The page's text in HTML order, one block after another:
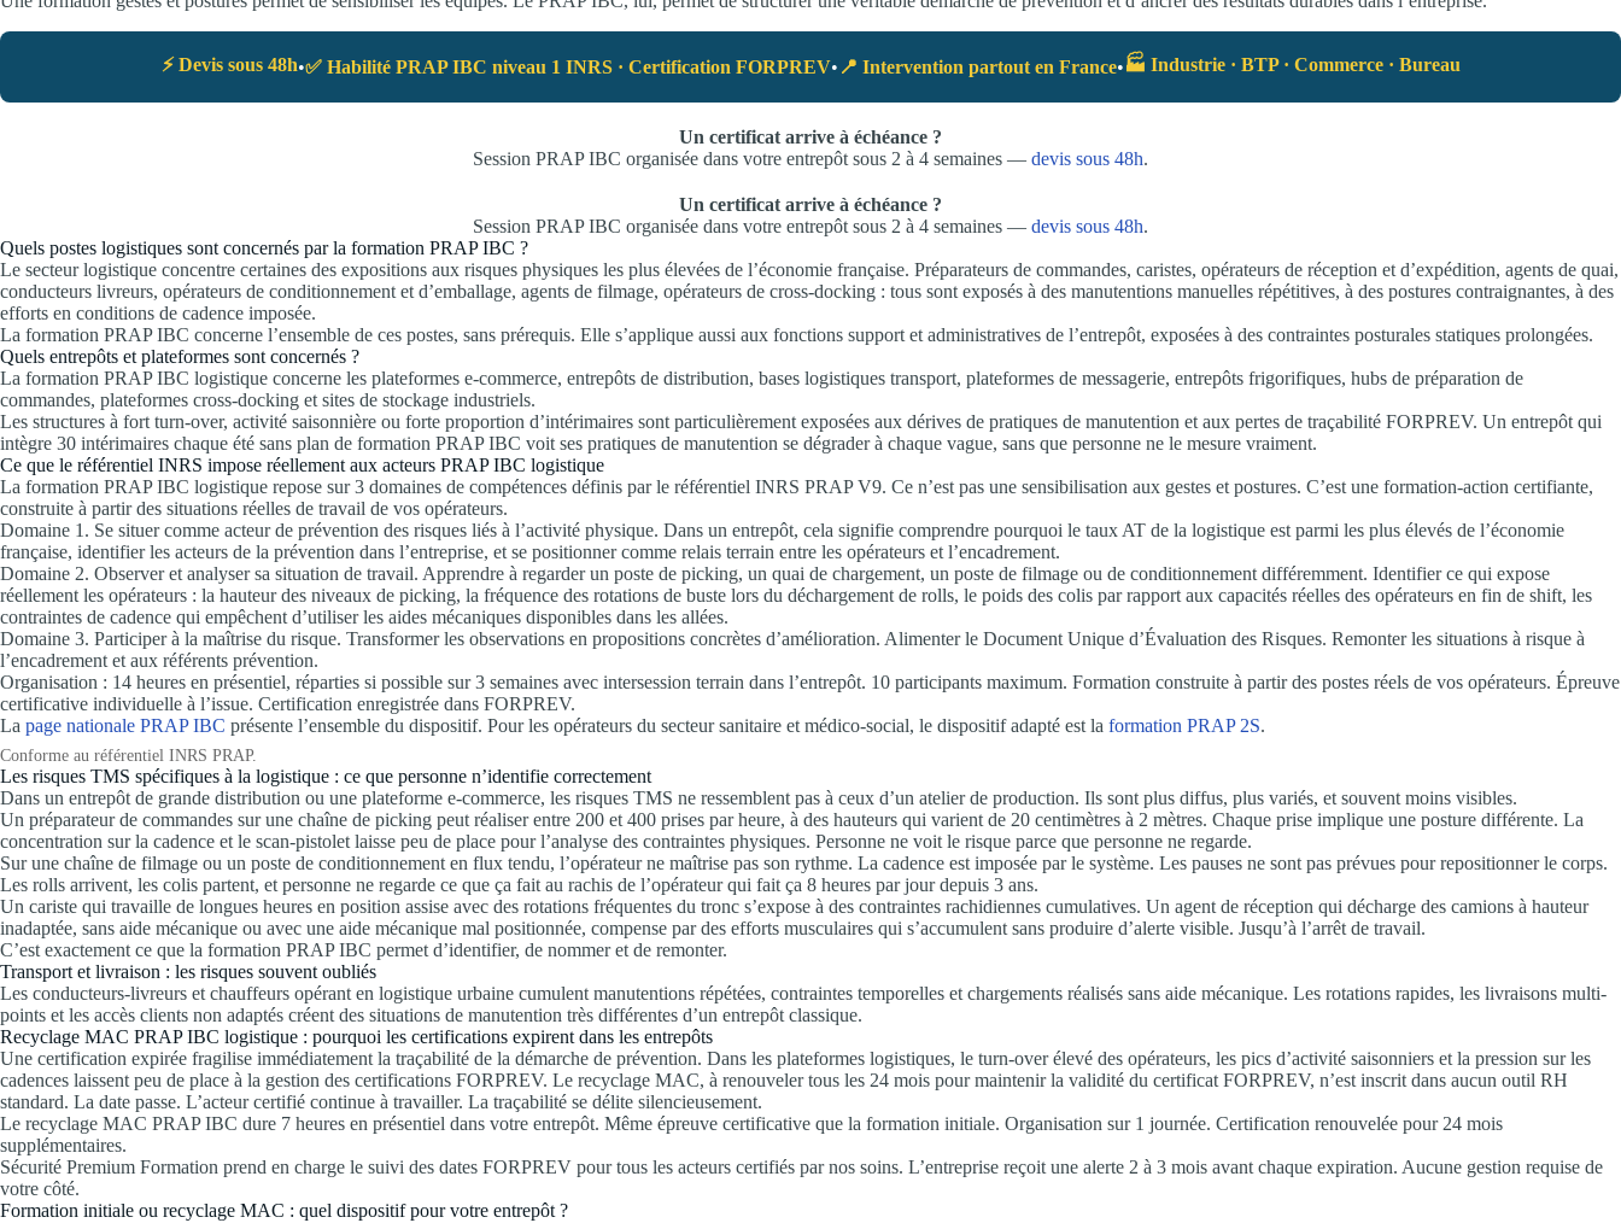
⚡ Devis sous 48h•✅ Habilité PRAP IBC niveau 1 INRS · Certification FORPREV• 📍 Intervention partout en France•🏭 Industrie · BTP · Commerce · Bureau
Un certificat arrive à échéance ?
Session PRAP IBC organisée dans votre entrepôt sous 2 à 4 semaines — devis sous 48h.
Un certificat arrive à échéance ?
Session PRAP IBC organisée dans votre entrepôt sous 2 à 4 semaines — devis sous 48h.
Quels postes logistiques sont concernés par la formation PRAP IBC ?
Le secteur logistique concentre certaines des expositions aux risques physiques les plus élevées de l’économie française. Préparateurs de commandes, caristes, opérateurs de réception et d’expédition, agents de quai,
conducteurs livreurs, opérateurs de conditionnement et d’emballage, agents de filmage, opérateurs de cross-docking : tous sont exposés à des manutentions manuelles répétitives, à des postures contraignantes, à des
efforts en conditions de cadence imposée.
La formation PRAP IBC concerne l’ensemble de ces postes, sans prérequis. Elle s’applique aussi aux fonctions support et administratives de l’entrepôt, exposées à des contraintes posturales statiques prolongées.
Quels entrepôts et plateformes sont concernés ?
La formation PRAP IBC logistique concerne les plateformes e-commerce, entrepôts de distribution, bases logistiques transport, plateformes de messagerie, entrepôts frigorifiques, hubs de préparation de
commandes, plateformes cross-docking et sites de stockage industriels.
Les structures à fort turn-over, activité saisonnière ou forte proportion d’intérimaires sont particulièrement exposées aux dérives de pratiques de manutention et aux pertes de traçabilité FORPREV. Un entrepôt qui
intègre 30 intérimaires chaque été sans plan de formation PRAP IBC voit ses pratiques de manutention se dégrader à chaque vague, sans que personne ne le mesure vraiment.
Ce que le référentiel INRS impose réellement aux acteurs PRAP IBC logistique
La formation PRAP IBC logistique repose sur 3 domaines de compétences définis par le référentiel INRS PRAP V9. Ce n’est pas une sensibilisation aux gestes et postures. C’est une formation-action certifiante,
construite à partir des situations réelles de travail de vos opérateurs.
Domaine 1. Se situer comme acteur de prévention des risques liés à l’activité physique. Dans un entrepôt, cela signifie comprendre pourquoi le taux AT de la logistique est parmi les plus élevés de l’économie
française, identifier les acteurs de la prévention dans l’entreprise, et se positionner comme relais terrain entre les opérateurs et l’encadrement.
Domaine 2. Observer et analyser sa situation de travail. Apprendre à regarder un poste de picking, un quai de chargement, un poste de filmage ou de conditionnement différemment. Identifier ce qui expose
réellement les opérateurs : la hauteur des niveaux de picking, la fréquence des rotations de buste lors du déchargement de rolls, le poids des colis par rapport aux capacités réelles des opérateurs en fin de shift, les
contraintes de cadence qui empêchent d’utiliser les aides mécaniques disponibles dans les allées.
Domaine 3. Participer à la maîtrise du risque. Transformer les observations en propositions concrètes d’amélioration. Alimenter le Document Unique d’Évaluation des Risques. Remonter les situations à risque à
l’encadrement et aux référents prévention.
Organisation : 14 heures en présentiel, réparties si possible sur 3 semaines avec intersession terrain dans l’entrepôt. 10 participants maximum. Formation construite à partir des postes réels de vos opérateurs. Épreuve
certificative individuelle à l’issue. Certification enregistrée dans FORPREV.
La page nationale PRAP IBC présente l’ensemble du dispositif. Pour les opérateurs du secteur sanitaire et médico-social, le dispositif adapté est la formation PRAP 2S.
Conforme au référentiel INRS PRAP.
Les risques TMS spécifiques à la logistique : ce que personne n’identifie correctement
Dans un entrepôt de grande distribution ou une plateforme e-commerce, les risques TMS ne ressemblent pas à ceux d’un atelier de production. Ils sont plus diffus, plus variés, et souvent moins visibles.
Un préparateur de commandes sur une chaîne de picking peut réaliser entre 200 et 400 prises par heure, à des hauteurs qui varient de 20 centimètres à 2 mètres. Chaque prise implique une posture différente. La
concentration sur la cadence et le scan-pistolet laisse peu de place pour l’analyse des contraintes physiques. Personne ne voit le risque parce que personne ne regarde.
Sur une chaîne de filmage ou un poste de conditionnement en flux tendu, l’opérateur ne maîtrise pas son rythme. La cadence est imposée par le système. Les pauses ne sont pas prévues pour repositionner le corps.
Les rolls arrivent, les colis partent, et personne ne regarde ce que ça fait au rachis de l’opérateur qui fait ça 8 heures par jour depuis 3 ans.
Un cariste qui travaille de longues heures en position assise avec des rotations fréquentes du tronc s’expose à des contraintes rachidiennes cumulatives. Un agent de réception qui décharge des camions à hauteur
inadaptée, sans aide mécanique ou avec une aide mécanique mal positionnée, compense par des efforts musculaires qui s’accumulent sans produire d’alerte visible. Jusqu’à l’arrêt de travail.
C’est exactement ce que la formation PRAP IBC permet d’identifier, de nommer et de remonter.
Transport et livraison : les risques souvent oubliés
Les conducteurs-livreurs et chauffeurs opérant en logistique urbaine cumulent manutentions répétées, contraintes temporelles et chargements réalisés sans aide mécanique. Les rotations rapides, les livraisons multi-
points et les accès clients non adaptés créent des situations de manutention très différentes d’un entrepôt classique.
Recyclage MAC PRAP IBC logistique : pourquoi les certifications expirent dans les entrepôts
Une certification expirée fragilise immédiatement la traçabilité de la démarche de prévention. Dans les plateformes logistiques, le turn-over élevé des opérateurs, les pics d’activité saisonniers et la pression sur les
cadences laissent peu de place à la gestion des certifications FORPREV. Le recyclage MAC, à renouveler tous les 24 mois pour maintenir la validité du certificat FORPREV, n’est inscrit dans aucun outil RH
standard. La date passe. L’acteur certifié continue à travailler. La traçabilité se délite silencieusement.
Le recyclage MAC PRAP IBC dure 7 heures en présentiel dans votre entrepôt. Même épreuve certificative que la formation initiale. Organisation sur 1 journée. Certification renouvelée pour 24 mois
supplémentaires.
Sécurité Premium Formation prend en charge le suivi des dates FORPREV pour tous les acteurs certifiés par nos soins. L’entreprise reçoit une alerte 2 à 3 mois avant chaque expiration. Aucune gestion requise de
votre côté.
Formation initiale ou recyclage MAC : quel dispositif pour votre entrepôt ?